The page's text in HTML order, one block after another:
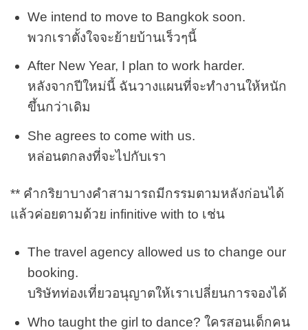
We intend to move to Bangkok soon.
พวกเราตั้งใจจะย้ายบ้านเร็วๆนี้
After New Year, I plan to work harder.
หลังจากปีใหม่นี้ ฉันวางแผนที่จะทำงานให้หนัก
ขึ้นกว่าเดิม
She agrees to come with us.
หล่อนตกลงที่จะไปกับเรา
** คำกริยาบางคำสามารถมีกรรมตามหลังก่อนได้
แล้วค่อยตามด้วย infinitive with to เช่น
The travel agency allowed us to change our
booking.
บริษัทท่องเที่ยวอนุญาตให้เราเปลี่ยนการจองได้
Who taught the girl to dance? ใครสอนเด็กคน